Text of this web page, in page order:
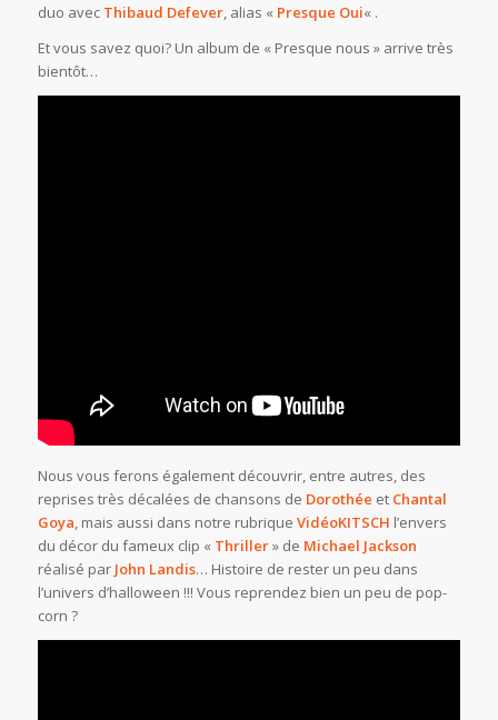
duo avec Thibaud Defever, alias « Presque Oui« .
Et vous savez quoi? Un album de « Presque nous » arrive très
bientôt…
Nous vous ferons également découvrir, entre autres, des
reprises très décalées de chansons de Dorothée et Chantal
Goya, mais aussi dans notre rubrique VidéoKITSCH l’envers
du décor du fameux clip « Thriller» de Michael Jackson
réalisé par John Landis… Histoire de rester un peu dans
l’univers d’halloween !!! Vous reprendez bien un peu de pop-
corn ?